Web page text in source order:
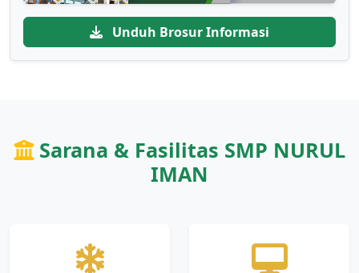
Unduh Brosur Informasi
Sarana & Fasilitas SMP NURUL
IMAN